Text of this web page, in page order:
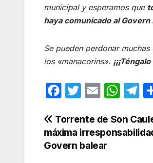
municipal y esperamos que
haya comunicado al
Se pueden perdonar
los «manacorins».
F
c
e
b
T
itt
er
E
ail
W
at
s
T
e
Navegación
de
Torrente de Son
máxima
Govern balear